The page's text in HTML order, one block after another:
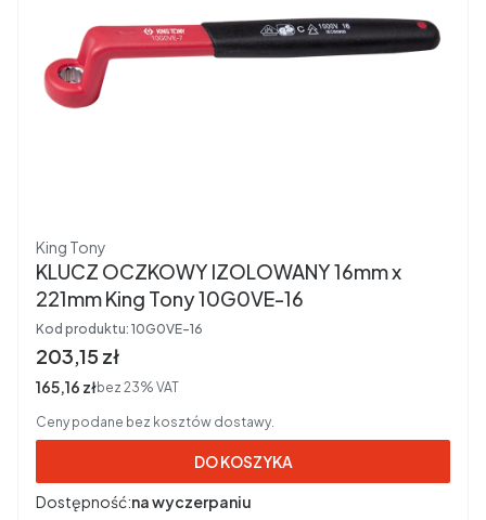
Producent
King Tony
KLUCZ OCZKOWY IZOLOWANY 16mm x
221mm King Tony 10G0VE-16
Kod produktu: 10G0VE-16
Cena brutto
203,15 zł
Cena netto
165,16 złbez 23% VAT
Ceny podane bez kosztów dostawy.
DO KOSZYKA
Dostępność:na wyczerpaniu